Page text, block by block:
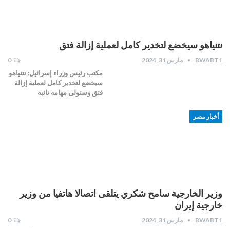
نتنياهو سيخضع لتخدير كامل لعملية إزالة فتق
BWABT1 مارس 31, 2024 0
مكتب رئيس وزراء إسرائيل: نتنياهو
سيخضع لتخدير كامل لعملية إزالة
فتق وستولى مهامه نائبه
أخبار مصر
وزير الخارجية سامح شكري يتلقى اتصالا هاتفيا من وزير
خارجية إيران
BWABT1 مارس 31, 2024 0